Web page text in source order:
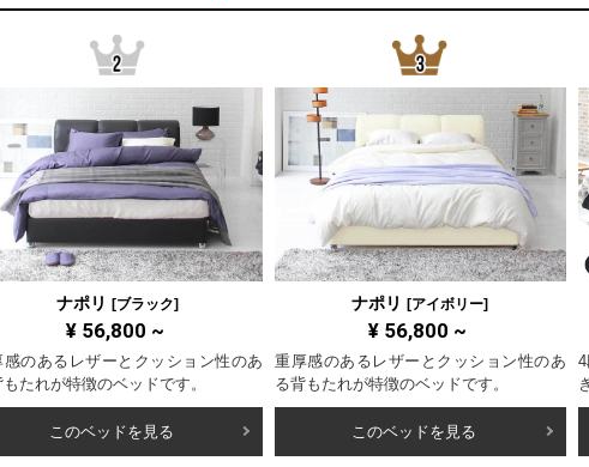
ナポリ [ブラック]
¥ 56,800 ~
感のあるレザーとクッション性のあ
たれが特徴のベッドです。
このベッドを見る
ナポリ [アイボリー]
¥ 56,800 ~
重厚感のあるレザーとクッション性のあ
る背もたれが特徴のベッドです。
このベッドを見る